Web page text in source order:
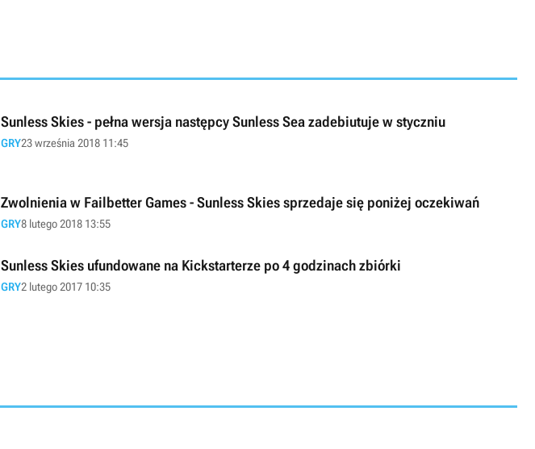
Sunless Skies - pełna wersja następcy Sunless Sea zadebiutuje w styczniu
GRY23 września 2018 11:45
Zwolnienia w Failbetter Games - Sunless Skies sprzedaje się poniżej oczekiwań
GRY8 lutego 2018 13:55
Sunless Skies ufundowane na Kickstarterze po 4 godzinach zbiórki
GRY2 lutego 2017 10:35